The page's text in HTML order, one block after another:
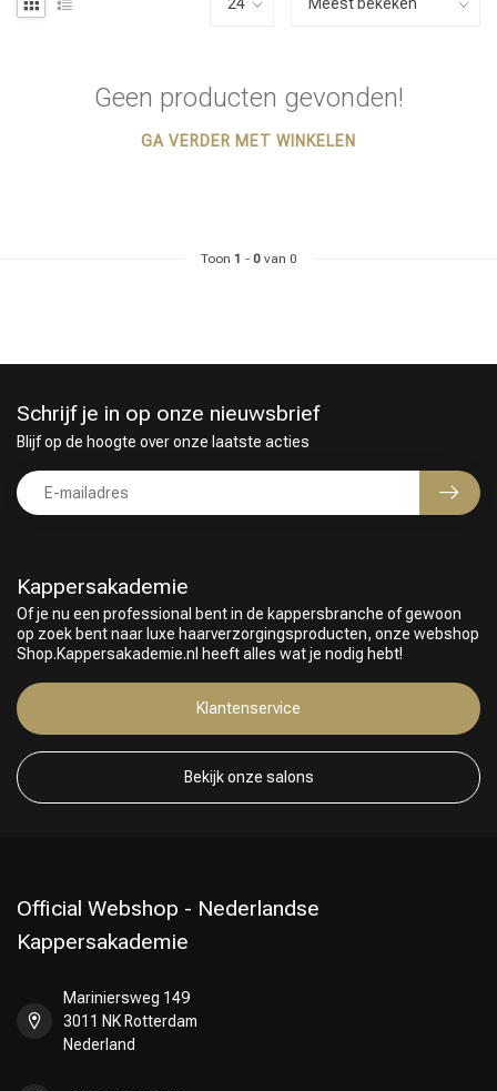
Omvorming
Geen producten gevonden!
GA VERDER MET WINKELEN
Toon 1 - 0van 0
Kappersakademie
Of je nu een professional bent in de kappersbranche of gewoon
op zoek bent naar luxe haarverzorgingsproducten, onze webshop
Shop.Kappersakademie.nl heeft alles wat je nodig hebt!
Klantenservice
Bekijk onze salons
Schrijf je in op onze nieuwsbrief
Blijf op de hoogte over onze laatste acties
Official Webshop - Nederlandse
Kappersakademie
Mariniersweg 149
3011 NK Rotterdam
Nederland